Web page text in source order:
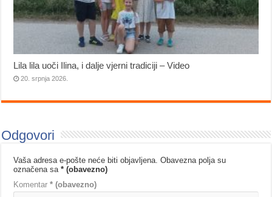
Lila lila uoči Ilina, i dalje vjerni tradiciji – Video
20. srpnja 2026.
Odgovori
Vaša adresa e-pošte neće biti objavljena. Obavezna polja su
označena sa* (obavezno)
Komentar* (obavezno)